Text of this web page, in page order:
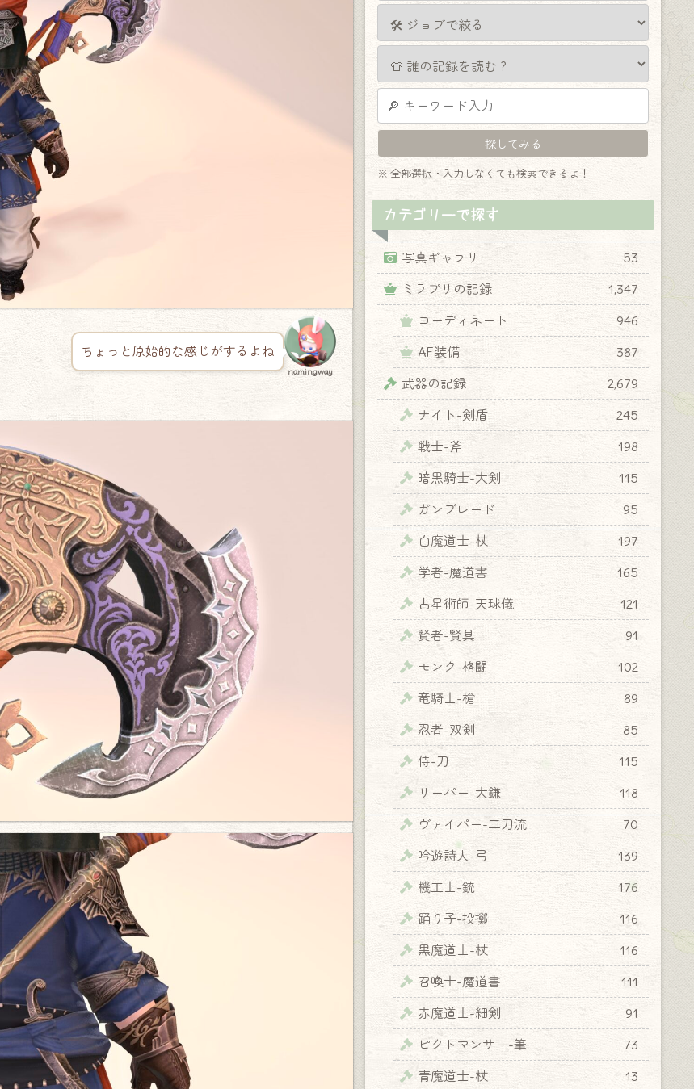
ちょっと原始的な感じがするよね
namingway
※ 全部選択・入力しなくても検索できるよ！
カテゴリーで探す
写真ギャラリー
53
ミラプリの記録
1,347
コーディネート
946
AF装備
387
武器の記録
2,679
ナイト-剣盾
245
戦士-斧
198
暗黒騎士-大剣
115
ガンブレード
95
白魔道士-杖
197
学者-魔道書
165
占星術師-天球儀
121
賢者-賢具
91
モンク-格闘
102
竜騎士-槍
89
忍者-双剣
85
侍-刀
115
リーパー-大鎌
118
ヴァイパー-二刀流
70
吟遊詩人-弓
139
機工士-銃
176
踊り子-投擲
116
黒魔道士-杖
116
召喚士-魔道書
111
赤魔道士-細剣
91
ピクトマンサー-筆
73
青魔道士-杖
13